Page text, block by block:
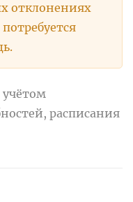
отклонениях
учётом
расписания